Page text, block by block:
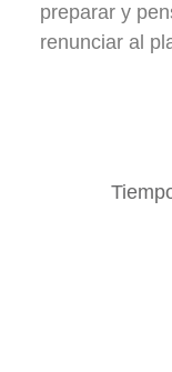
preparar y
renunciar al